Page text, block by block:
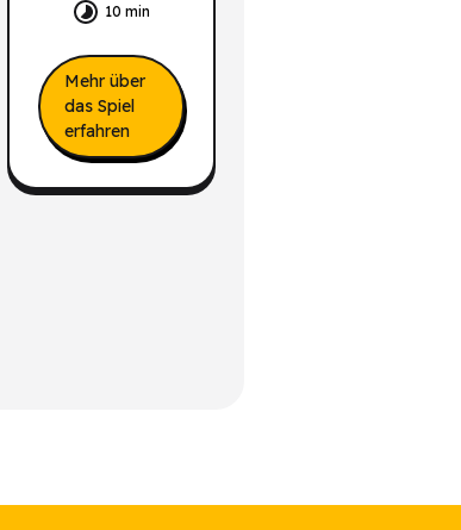
10 min
Mehr über
das Spiel
erfahren